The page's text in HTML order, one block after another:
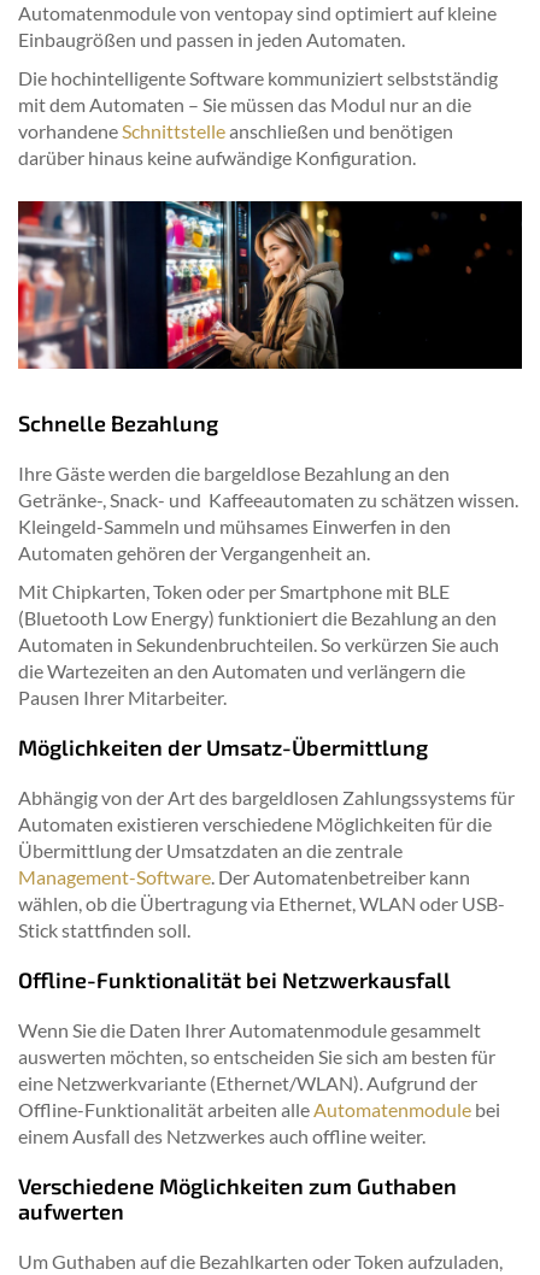
Automatenmodule von ventopay sind optimiert auf kleine
Einbaugrößen und passen in jeden Automaten.
Die hochintelligente Software kommuniziert selbstständig
mit dem Automaten – Sie müssen das Modul nur an die
vorhandeneSchnittstelleanschließen und benötigen
darüber hinaus keine aufwändige Konfiguration.
Schnelle Bezahlung
Ihre Gäste werden die bargeldlose Bezahlung an den
Getränke-, Snack- und Kaffeeautomaten zu schätzen wissen.
Kleingeld-Sammeln und mühsames Einwerfen in den
Automaten gehören der Vergangenheit an.
Mit Chipkarten, Token oder per Smartphone mit BLE
(Bluetooth Low Energy) funktioniert die Bezahlung an den
Automaten in Sekundenbruchteilen. So verkürzen Sie auch
die Wartezeiten an den Automaten und verlängern die
Pausen Ihrer Mitarbeiter.
Möglichkeiten der Umsatz-Übermittlung
Abhängig von der Art des bargeldlosen Zahlungssystems für
Automaten existieren verschiedene Möglichkeiten für die
Übermittlung der Umsatzdaten an die zentrale
Management-Software. Der Automatenbetreiber kann
wählen, ob die Übertragung via Ethernet, WLAN oder USB-
Stick stattfinden soll.
Offline-Funktionalität bei Netzwerkausfall
Wenn Sie die Daten Ihrer Automatenmodule gesammelt
auswerten möchten, so entscheiden Sie sich am besten für
eine Netzwerkvariante (Ethernet/WLAN). Aufgrund der
Offline-Funktionalität arbeiten alleAutomatenmodule bei
einem Ausfall des Netzwerkes auch offline weiter.
Verschiedene Möglichkeiten zum Guthaben
aufwerten
Um Guthaben auf die Bezahlkarten oder Token aufzuladen,